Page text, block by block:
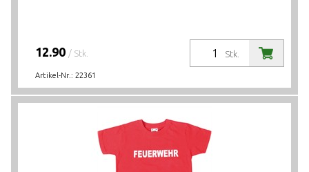
Stk.
12.90 / Stk.
Artikel-Nr.: 22361